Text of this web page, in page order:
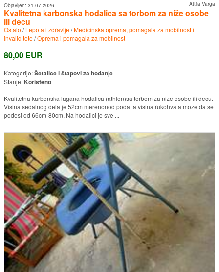
Attila Varga
Objavljen: 31.07.2026.
Kvalitetna karbonska hodalica sa torbom za niže osobe
ili decu
Ostalo /Lepota i zdravlje/Medicinska oprema, pomagala za mobilnost i
invaliditete/Oprema i pomagala za mobilnost
80,00 EUR
Kategorije:Šetalice i štapovi za hodanje
Stanje: Korišteno
Kvalitetna karbonska lagana hodalica (athlon)sa torbom za nize osobe ili decu.
Visina sedalnog dela je 52cm merenonod poda, a visina rukohvata moze da se
podesi od 66cm-80cm. Na hodalici je sve ...